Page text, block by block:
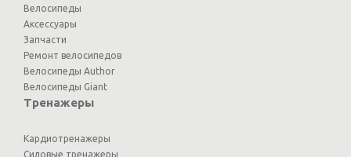
Велосипеды
Аксессуары
Запчасти
Ремонт велосипедов
Велосипеды Author
Велосипеды Giant
Тренажеры
Кардиотренажеры
Силовые тренажеры